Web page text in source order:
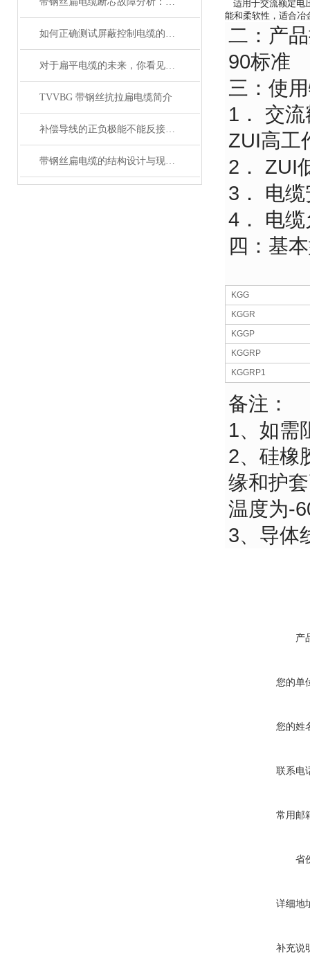
如何正确测试屏蔽控制电缆的性能和质量？
对于扁平电缆的未来，你看见希望了吗？
TVVBG 带钢丝抗拉扁电缆简介
补偿导线的正负极能不能反接呢？
带钢丝扁电缆的结构设计与现场安装维修注意事项
适用于交流额定电
能和柔软性，适合冶
二：产
90标准
三：使
1． 交
ZUI高
2． ZUI
3． 电
4． 电
四：基
KGG
KGGR
KGGP
KGGRP
KGGRP1
备注：
1、如需
2、硅橡
缘和护
温度为-
3、导体
产
您的单
您的姓
联系电
常用邮
省
详细地
补充说